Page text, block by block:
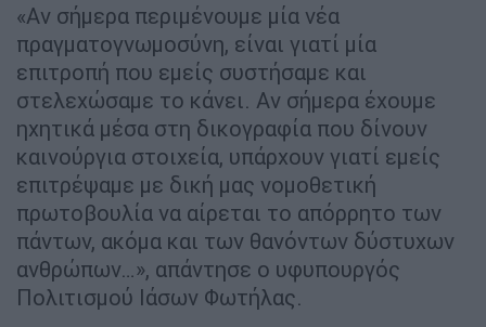
«Αν σήμερα περιμένουμε μία νέα
πραγματογνωμοσύνη, είναι γιατί μία
επιτροπή που εμείς συστήσαμε και
στελεχώσαμε το κάνει. Αν σήμερα έχουμε
ηχητικά μέσα στη δικογραφία που δίνουν
καινούργια στοιχεία, υπάρχουν γιατί εμείς
επιτρέψαμε με δική μας νομοθετική
πρωτοβουλία να αίρεται το απόρρητο των
πάντων, ακόμα και των θανόντων δύστυχων
ανθρώπων…», απάντησε ο υφυπουργός
Πολιτισμού Ιάσων Φωτήλας.